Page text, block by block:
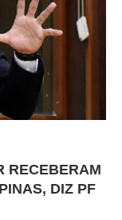
RECEBERAM
DIZ PF